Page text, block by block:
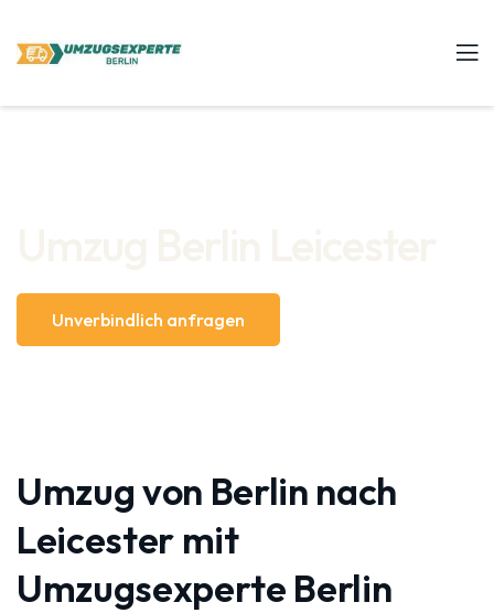
Unverbindlich anfragen
Umzug von Berlin nach
Leicester mit
Umzugsexperte Berlin